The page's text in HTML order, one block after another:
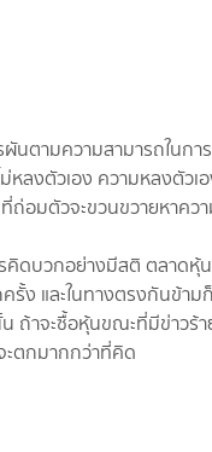
ผันตามความสามารถในก
หลงตัวเอง ความหลงตัวเ
อมตัวจะขวนขวายหาคว
คิดบวกอย่างมีสติ ตลาดหุ้
ครั้ง และในทางตรงกันข้า
ถ้าจะซื้อหุ้นขณะที่มีข่าวร้า
ะตกมากกว่าที่คิด